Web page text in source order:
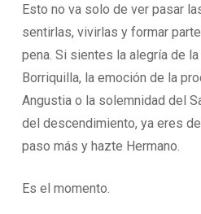
Esto no va solo de ver pasar
sentirlas, vivirlas y formar
pena. Si sientes la alegría de
Borriquilla, la emoción de la
Angustia o la solemnidad del
del descendimiento, ya eres
paso más y hazte Hermano.
Es el momento.